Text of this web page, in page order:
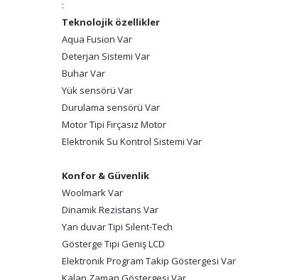
:
Teknolojik özellikler
Aqua Fusion Var
Deterjan Sistemi Var
Buhar Var
Yük sensörü Var
Durulama sensörü Var
Motor Tipi Fırçasız Motor
Elektronik Su Kontrol Sistemi Var
Konfor & Güvenlik
Woolmark Var
Dinamik Rezistans Var
Yan duvar Tipi Sılent-Tech
Gösterge Tipi Geniş LCD
Elektronik Program Takip Göstergesi Var